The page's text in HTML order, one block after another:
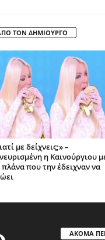
ΤΟΝ ΔΗΜΙΟΥΡΓΟ
με δείχνεις;» –
η Καινούργιου
πλάνα που την έδειχναν να
ΑΚΟΜΑ